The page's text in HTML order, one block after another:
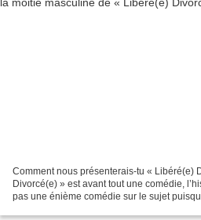
Comment nous présenterais-tu « Libéré(e)
Divorcé(e) » est avant tout une comédie,
pas une énième comédie sur le sujet